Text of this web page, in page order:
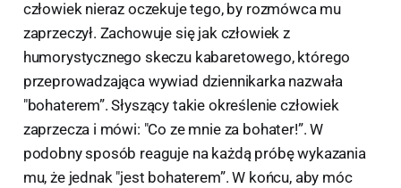
człowiek nieraz oczekuje tego, by rozmówca mu
zaprzeczył. Zachowuje się jak człowiek z
humorystycznego skeczu kabaretowego, którego
przeprowadzająca wywiad dziennikarka nazwała
"bohaterem”. Słyszący takie określenie człowiek
zaprzecza i mówi: "Co ze mnie za bohater!”. W
podobny sposób reaguje na każdą próbę wykazania
mu, że jednak "jest bohaterem”. W końcu, aby móc